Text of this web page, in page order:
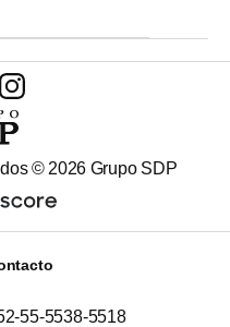
©2026 Grupo SDP
55-5538-5518